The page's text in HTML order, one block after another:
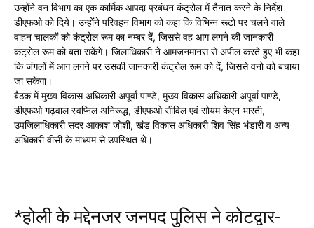
उन्होंने वन विभाग का एक कार्मिक आपदा प्रबंधन कंट्रोल में तैनात करने के निर्देश
डीएफओ को दिये। उन्होंने परिवहन विभाग को कहा कि विभिन्न रूटो पर चलने वाले
वाहन चालकों को कंट्रोल रूम का नम्बर दें, जिससे वह आग लगने की जानकारी
कंट्रोल रूम को बता सकेंगे। जिलाधिकारी ने आमजनमानस से अपील करते हुए भी कहा
कि जंगलों में आग लगने पर उसकी जानकारी कंट्रोल रूम को दें, जिससे वनो को बचाया
जा सकेगा।
बैठक में मुख्य विकास अधिकारी अपूर्वा पाण्डे, मुख्य विकास अधिकारी अपूर्वा पाण्डे,
डीएफओ गढ़वाल स्वप्निल अनिरूद्ध, डीएफओ सीविल एवं सोयम केएन भारती,
उपजिलाधिकारी सदर आकाश जोशी, खंड विकास अधिकारी शिव सिंह भंडारी व अन्य
अधिकारी वीसी के माध्यम से उपस्थित थे।
*होली के मद्देनजर जनपद पुलिस ने कोटद्वार-